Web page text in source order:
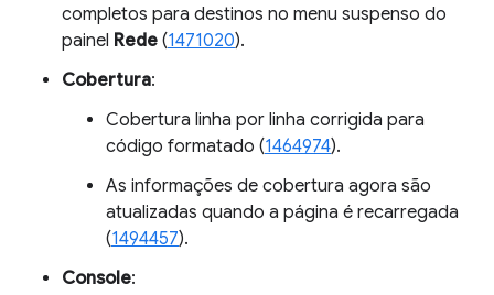
completos para destinos no menu suspenso do
painel Rede (1471020).
Cobertura:
Cobertura linha por linha corrigida para
código formatado (1464974).
As informações de cobertura agora são
atualizadas quando a página é recarregada
(1494457).
Console: